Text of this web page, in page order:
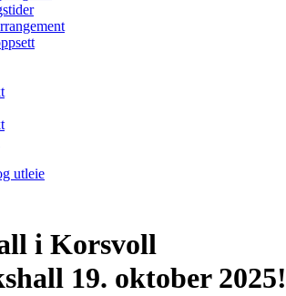
utleie
i Korsvoll
19. oktober 2025!